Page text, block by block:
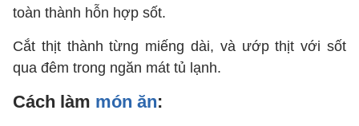
toàn thành hỗn hợp sốt.
Cắt thịt thành từng miếng dài, và ướp thịt với sốt
qua đêm trong ngăn mát tủ lạnh.
Cách làm món ăn: